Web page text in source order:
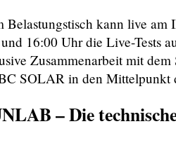
Belastungstisch kann live
16:00 Uhr die Live-Tests
Zusammenarbeit mit
SOLAR in den Mittelpunkt
– Die